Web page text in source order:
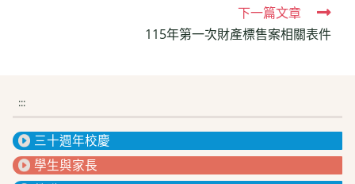
下一篇文章
115年第一次財產標售案相關表件
:::
三十週年校慶
學生與家長